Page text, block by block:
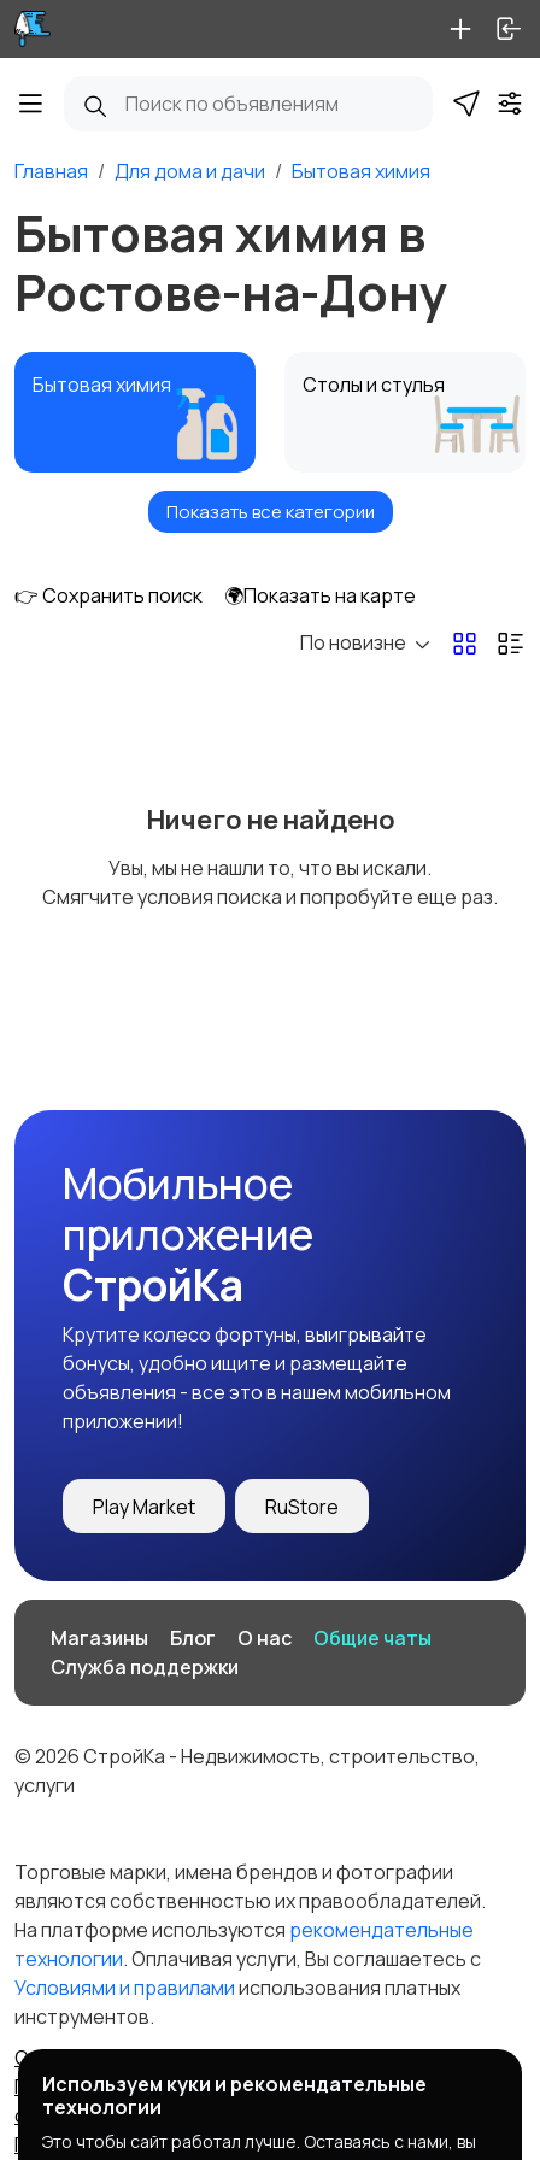
Главная Для дома и дачи Бытовая химия
Бытовая химия в
Ростове-на-Дону
Бытовая химия Столы и стулья
Диваны и кресла Кровати и матрасы
Подставки и тумбы
Охрана и
сигнализации
Другое
Показать все категории
👉 Сохранить поиск
🌍Показать на карте
По новизне
Ничего не найдено
Увы, мы не нашли то, что вы искали.
Смягчите условия поиска и попробуйте еще раз.
Мобильное
приложение
СтройКа
Крутите колесо фортуны, выигрывайте
бонусы, удобно ищите и размещайте
объявления - все это в нашем мобильном
приложении!
Play Market RuStore
Магазины Блог О нас
Общие чаты
Служба поддержки
© 2026 СтройКа - Недвижимость, строительство,
услуги
Торговые марки, имена брендов и фотографии
являются собственностью их правообладателей.
На платформе используются рекомендательные
технологии. Оплачивая услуги, Вы соглашаетесь c
Условиями и правиламииспользования платных
инструментов.
Отказ от ответственности
Правила сервиса
Политика конфиденциальности
Пользовательское
соглашение
Запрещенные товары/услуги
Правообладателям
Партнерская программа
Используем куки и рекомендательные
технологии
Это чтобы сайт работал лучше. Оставаясь с нами, вы